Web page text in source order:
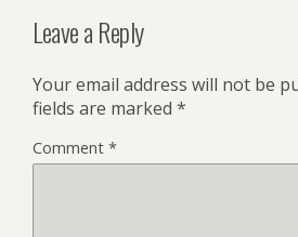
Leave a Reply
Your email address will not be
fields are marked *
Comment *